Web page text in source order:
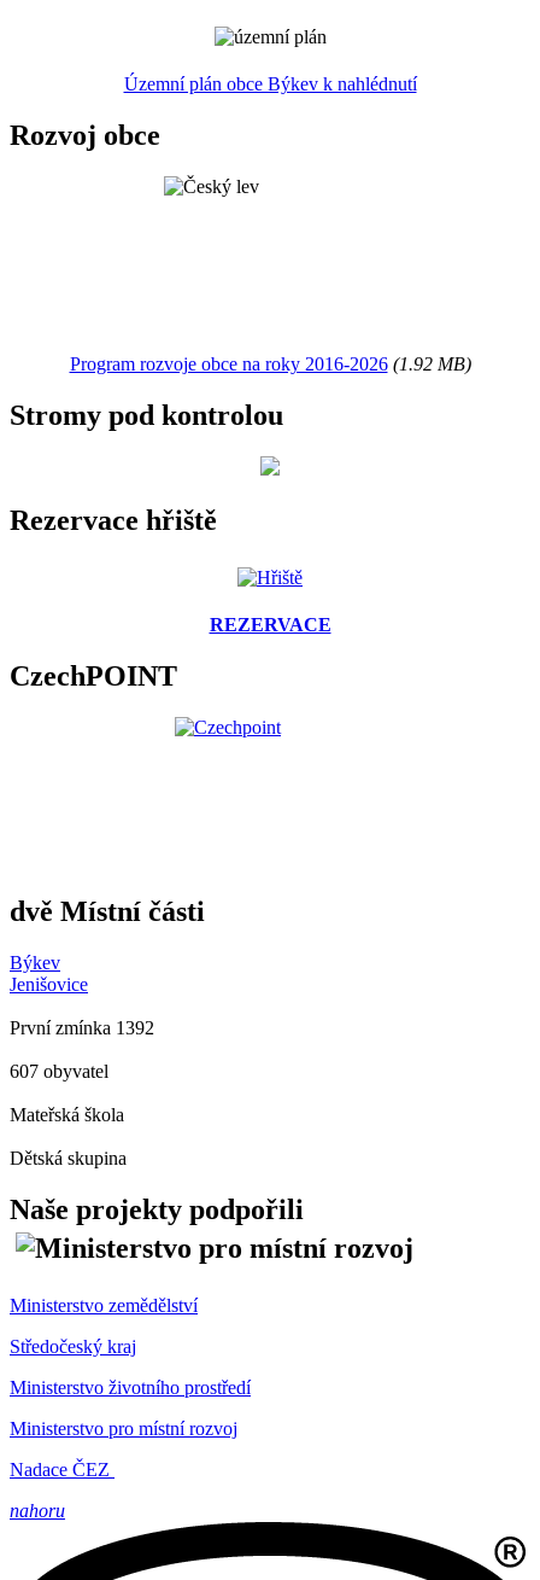
Územní plán obce Býkev k nahlédnutí
Rozvoj obce
Program rozvoje obce na roky 2016-2026(1.92 MB)
Stromy pod kontrolou
Rezervace hřiště
REZERVACE
CzechPOINT
dvě Místní části
Býkev
Jenišovice
První zmínka 1392
607 obyvatel
Mateřská škola
Dětská skupina
Naše projekty podpořili
Ministerstvo zemědělství
Středočeský kraj
Ministerstvo životního prostředí
Ministerstvo pro místní rozvoj
Nadace ČEZ
nahoru